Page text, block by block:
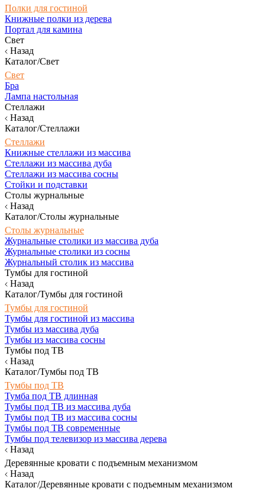
Полки для гостиной
Книжные полки из дерева
Портал для камина
Свет
Назад
Каталог/Свет
Свет
Бра
Лампа настольная
Стеллажи
Назад
Каталог/Стеллажи
Стеллажи
Книжные стеллажи из массива
Стеллажи из массива дуба
Стеллажи из массива сосны
Стойки и подставки
Столы журнальные
Назад
Каталог/Столы журнальные
Столы журнальные
Журнальные столики из массива дуба
Журнальные столики из сосны
Журнальный столик из массива
Тумбы для гостиной
Назад
Каталог/Тумбы для гостиной
Тумбы для гостиной
Тумбы для гостиной из массива
Тумбы из массива дуба
Тумбы из массива сосны
Тумбы под ТВ
Назад
Каталог/Тумбы под ТВ
Тумбы под ТВ
Тумба под ТВ длинная
Тумбы под ТВ из массива дуба
Тумбы под ТВ из массива сосны
Тумбы под ТВ современные
Тумбы под телевизор из массива дерева
Назад
Деревянные кровати с подъемным механизмом
Назад
Каталог/Деревянные кровати с подъемным механизмом